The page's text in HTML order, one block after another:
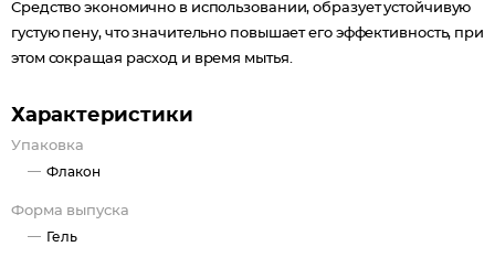
Средство экономично в использовании, образует устойчивую
густую пену, что значительно повышает его эффективность, при
этом сокращая расход и время мытья.
Характеристики
Упаковка
Флакон
Форма выпуска
Гель